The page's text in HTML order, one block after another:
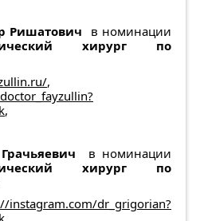
Ришатович в номинации
хирург по
,
,
в номинации
хирург по
instagram.com/dr_grigorian?